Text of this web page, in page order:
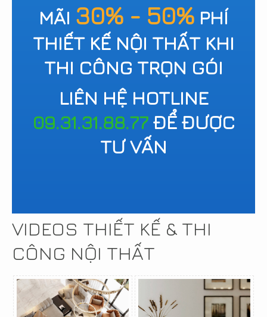
MÃI 30% - 50% PHÍ
THIẾT KẾ NỘI THẤT KHI
THI CÔNG TRỌN GÓI
LIÊN HỆ HOTLINE
09.31.31.88.77ĐỂ ĐƯỢC
TƯ VẤN
VIDEOS THIẾT KẾ & THI
CÔNG NỘI THẤT